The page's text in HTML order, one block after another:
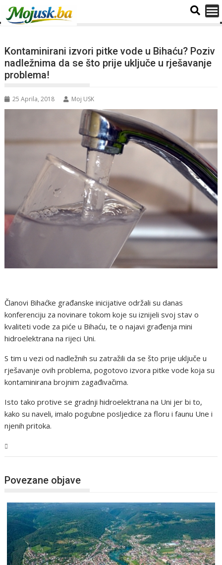
Kontaminirani izvori pitke vode u Bihaću? Poziv
nadležnima da se što prije uključe u rješavanje
problema!
25 Aprila, 2018 Moj USK
Članovi Bihaćke građanske inicijative održali su danas
konferenciju za novinare tokom koje su iznijeli svoj stav o
kvaliteti vode za piće u Bihaću, te o najavi građenja mini
hidroelektrana na rijeci Uni.
S tim u vezi od nadležnih su zatražili da se što prije uključe u
rješavanje ovih problema, pogotovo izvora pitke vode koja su
kontaminirana brojnim zagađivačima.
Isto tako protive se gradnji hidroelektrana na Uni jer bi to,
kako su naveli, imalo pogubne posljedice za floru i faunu Une i
njenih pritoka.
Povezane objave